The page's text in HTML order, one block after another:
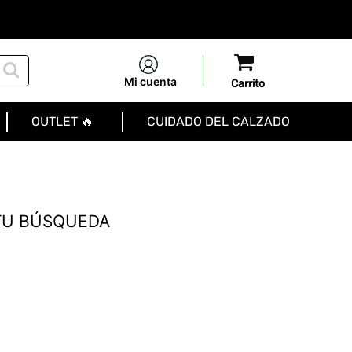
Mi cuenta
OUTLET 🔥 CUIDADO DEL CALZADO
BÚSQUEDA